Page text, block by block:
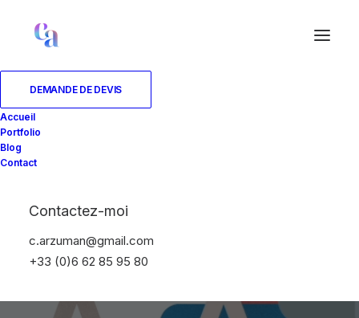
DEMANDE DE DEVIS
Accueil
Portfolio
Blog
Contact
Contactez-moi
c.arzuman@gmail.com
+33 (0)6 62 85 95 80
Qu'est-ce qu'un
motion designer ? Quel